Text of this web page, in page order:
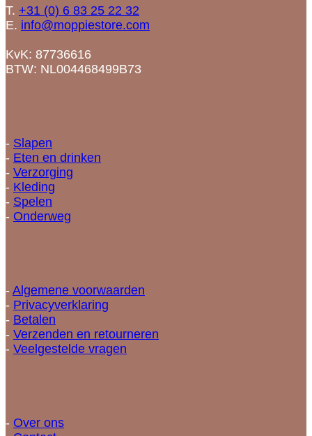
T. +31 (0) 6 83 25 22 32
E. info@moppiestore.com
KvK: 87736616
BTW: NL004468499B73
- Slapen
- Eten en drinken
- Verzorging
- Kleding
- Spelen
- Onderweg
- Algemene voorwaarden
- Privacyverklaring
- Betalen
- Verzenden en retourneren
- Veelgestelde vragen
- Over ons